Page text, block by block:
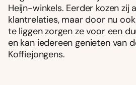
Heijn-winkels. Eerder kozen zij
klantrelaties, maar door nu
te liggen zorgen ze voor een
en kan iedereen genieten van
Koffiejongens.